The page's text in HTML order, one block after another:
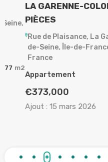
LA GARENNE-
PIÈCES
Rue de Plaisance, La
de-Seine, Île-de-France,
France
Appartement
€373,000
Ajout :15 mars 2026